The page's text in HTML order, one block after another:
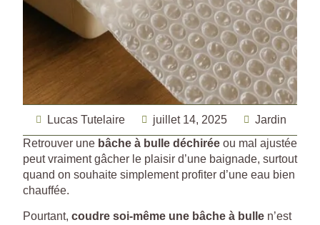
Lucas Tutelaire juillet 14, 2025
Jardin
Retrouver une bâche à bulle déchirée ou mal ajustée
peut vraiment gâcher le plaisir d’une baignade, surtout
quand on souhaite simplement profiter d’une eau bien
chauffée.
Pourtant, coudre soi-même une bâche à bulle n’est